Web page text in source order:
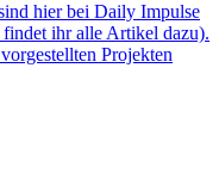
hier bei Daily Impulse
ihr alle Artikel dazu).
Projekten